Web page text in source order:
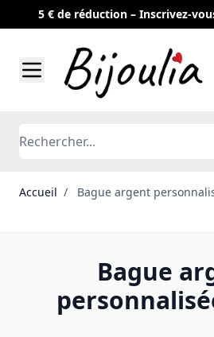
5 € de réduction – Inscrivez-
Rechercher
Accueil / Bague argent
Bague